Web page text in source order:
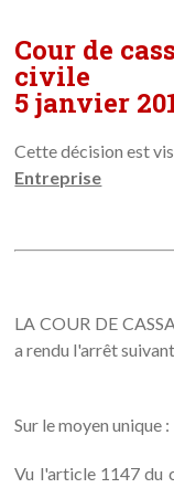
Cour de
civile
5 janvier
Cette décision est
Entreprise
LA COUR DE
a rendu l'arrêt
Sur le moyen unique :
Vu l'article 1147 du